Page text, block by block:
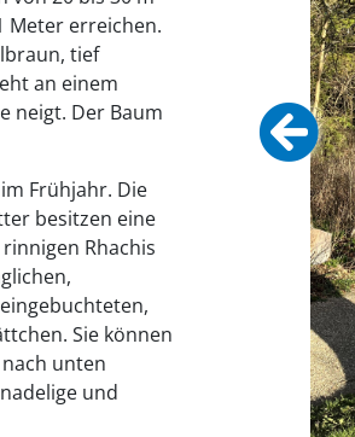
Meter erreichen.
tief
an einem
neigt. Der Baum
Frühjahr. Die
besitzen eine
Rhachis
Sie können
unten
und